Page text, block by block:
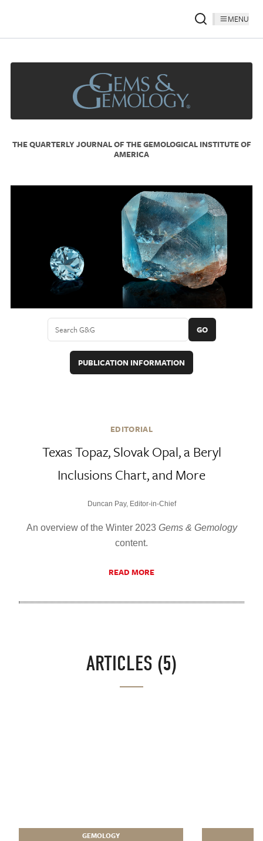
MENU
THE QUARTERLY JOURNAL OF THE GEMOLOGICAL INSTITUTE OF
AMERICA
GO
PUBLICATION INFORMATION
EDITORIAL
Texas Topaz, Slovak Opal, a Beryl
Inclusions Chart, and More
Duncan Pay, Editor-in-Chief
An overview of the Winter 2023 Gems & Gemology
content.
READ MORE
ARTICLES (5)
GEMOLOGY